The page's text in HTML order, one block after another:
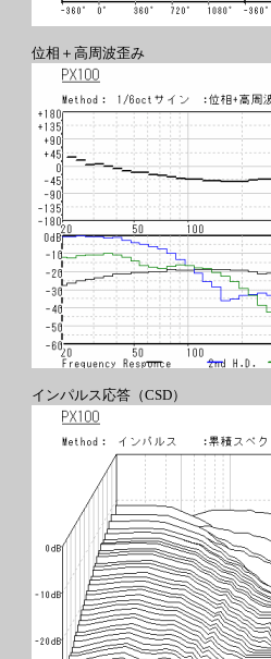
位相＋高周波歪み
インパルス応答（CSD）